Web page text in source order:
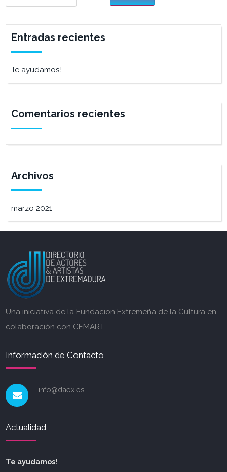
Entradas recientes
Te ayudamos!
Comentarios recientes
Archivos
marzo 2021
Una iniciativa de la Fundacion Extremeña de la Cultura en
colaboración con CEMART.
Información de Contacto
info@daex.es
Actualidad
Te ayudamos!